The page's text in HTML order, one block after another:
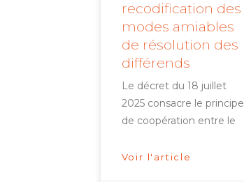
recodification des
modes amiables
de résolution des
différends
Le décret du 18 juillet
2025 consacre le principe
de coopération entre le
Voir l'article